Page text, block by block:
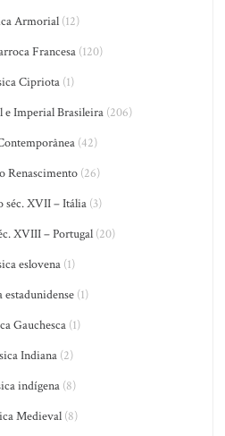
Armorial(12)
Francesa(120)
Cipriota (1)
e Imperial Brasileira(206)
(42)
Renascimento (26)
séc. XVII – Itália (3)
XVIII – Portugal (20)
eslovena(1)
estadunidense(1)
Gauchesca(1)
Indiana(2)
indígena(8)
Medieval(8)